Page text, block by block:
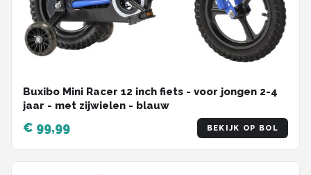
Buxibo Mini Racer 12 inch fiets - voor jongen 2-4
jaar - met zijwielen - blauw
€ 99,99 BEKIJK OP BOL